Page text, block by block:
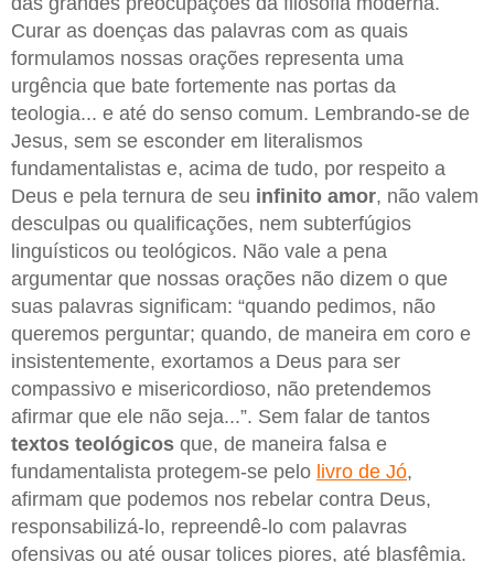
Curar as doenças das palavras com as quais
formulamos nossas orações representa uma
urgência que bate fortemente nas portas da
teologia... e até do senso comum. Lembrando-se de
Jesus, sem se esconder em literalismos
fundamentalistas e, acima de tudo, por respeito a
Deus e pela ternura de seu infinito amor, não valem
desculpas ou qualificações, nem subterfúgios
linguísticos ou teológicos. Não vale a pena
argumentar que nossas orações não dizem o que
suas palavras significam: “quando pedimos, não
queremos perguntar; quando, de maneira em coro e
insistentemente, exortamos a Deus para ser
compassivo e misericordioso, não pretendemos
afirmar que ele não seja...”. Sem falar de tantos
textos teológicos que, de maneira falsa e
fundamentalista protegem-se pelo livro de Jó,
afirmam que podemos nos rebelar contra Deus,
responsabilizá-lo, repreendê-lo com palavras
ofensivas ou até ousar tolices piores, até blasfêmia.